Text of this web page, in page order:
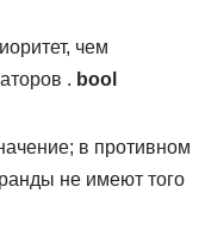
чем
. bool
в противном
не имеют того